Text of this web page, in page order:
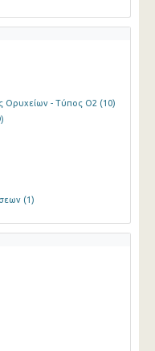
Ορυχείων - Τύπος Ο2 (10)
(1)